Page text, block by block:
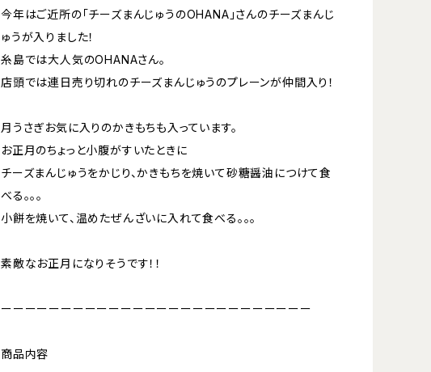
今年はご近所の「チーズまんじゅうのOHANA」さんのチーズまんじ
ゅうが入りました！
糸島では大人気のOHANAさん。
店頭では連日売り切れのチーズまんじゅうのプレーンが仲間入り！
月うさぎお気に入りのかきもちも入っています。
お正月のちょっと小腹がすいたときに
チーズまんじゅうをかじり、かきもちを焼いて砂糖醤油につけて食
べる。。。
小餅を焼いて、温めたぜんざいに入れて食べる。。。
素敵なお正月になりそうです！！
ーーーーーーーーーーーーーーーーーーーーーーーーーー
商品内容